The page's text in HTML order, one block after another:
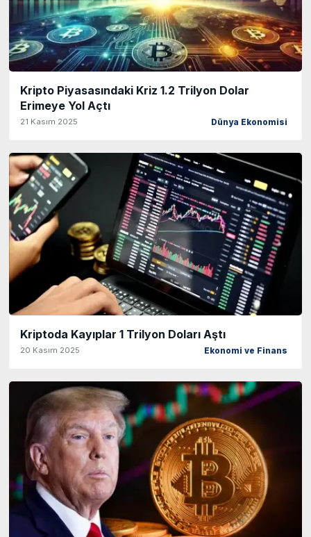
Kripto Piyasasındaki Kriz 1.2 Trilyon Dolar
Erimeye Yol Açtı
21 Kasım 2025 Dünya Ekonomisi
Kriptoda Kayıplar 1 Trilyon Doları Aştı
20 Kasım 2025 Ekonomi ve Finans